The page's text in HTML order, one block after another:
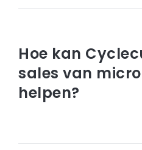
Hoe kan
sales van
helpen?